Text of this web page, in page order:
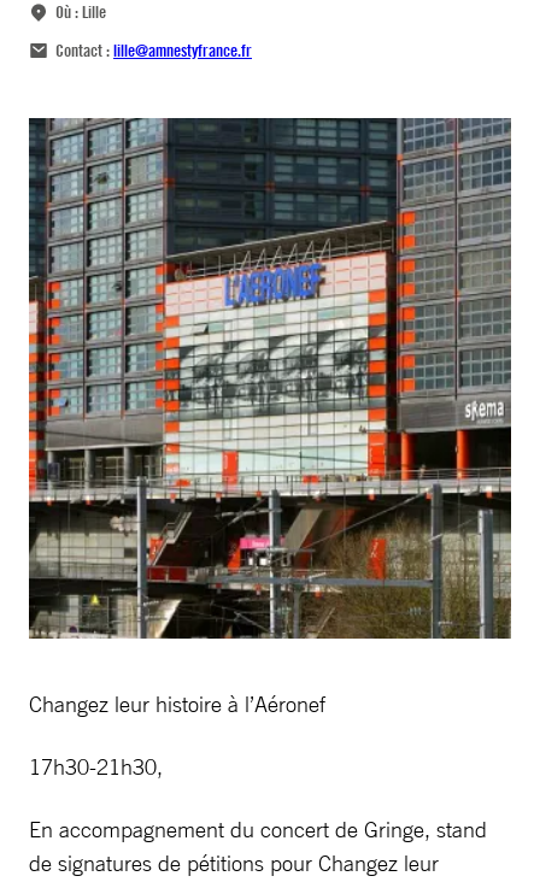
Où :Lille
Contact :lille@amnestyfrance.fr
Changez leur histoire à l’Aéronef
17h30-21h30,
En accompagnement du concert de Gringe, stand
de signatures de pétitions pour Changez leur